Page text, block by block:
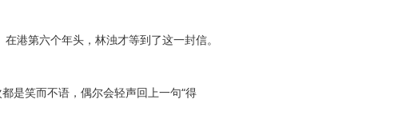
港第六个年头，林浊才等到了这一封信。
是笑而不语，偶尔会轻声回上一句“得